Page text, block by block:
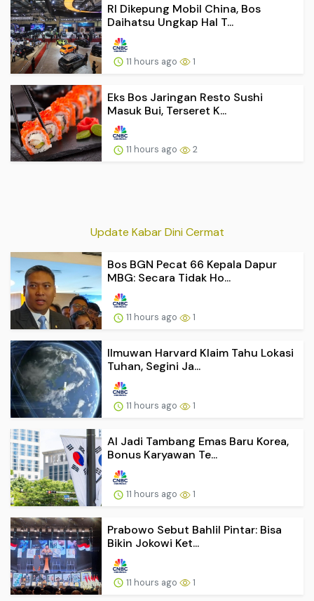
RI Dikepung Mobil China, Bos
Daihatsu Ungkap Hal T...
11 hours ago 1
Eks Bos Jaringan Resto Sushi
Masuk Bui, Terseret K...
11 hours ago 2
Update Kabar Dini Cermat
Bos BGN Pecat 66 Kepala Dapur
MBG: Secara Tidak Ho...
11 hours ago 1
Ilmuwan Harvard Klaim Tahu Lokasi
Tuhan, Segini Ja...
11 hours ago 1
AI Jadi Tambang Emas Baru Korea,
Bonus Karyawan Te...
11 hours ago 1
Prabowo Sebut Bahlil Pintar: Bisa
Bikin Jokowi Ket...
11 hours ago 1